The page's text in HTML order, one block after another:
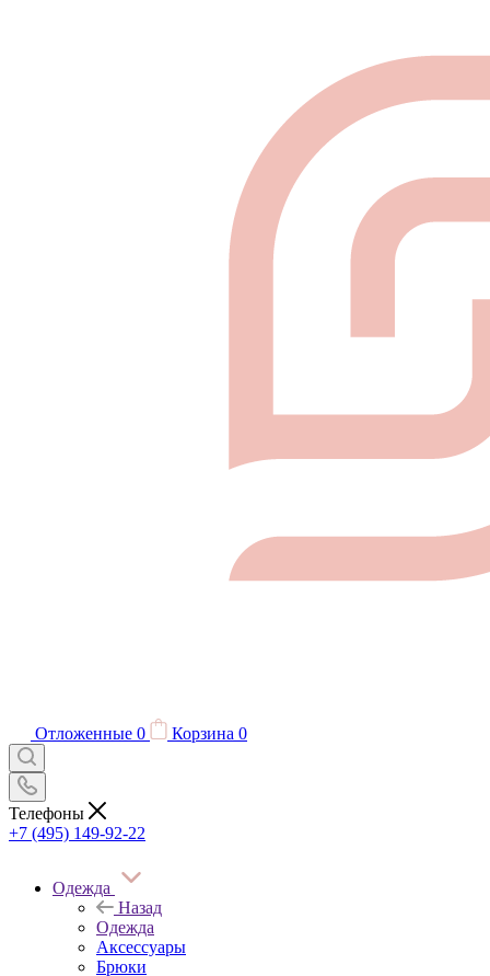
Отложенные 0 Корзина 0
Телефоны
+7 (495) 149-92-22
Одежда
Назад
Одежда
Аксессуары
Брюки